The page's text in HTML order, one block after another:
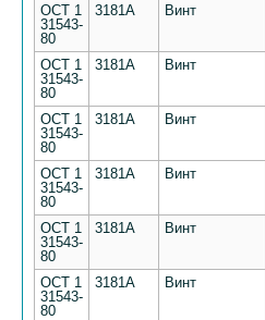
ОСТ 1
31543-
80
3181А Винт
ОСТ 1
31543-
80
3181А Винт
ОСТ 1
31543-
80
3181А Винт
ОСТ 1
31543-
80
3181А Винт
ОСТ 1
31543-
80
3181А Винт
ОСТ 1
31543-
80
3181А Винт